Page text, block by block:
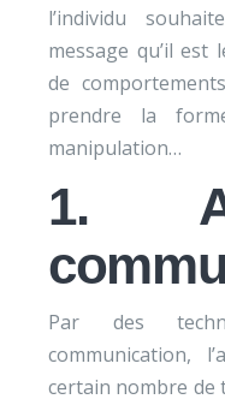
l’individu
message qu’il est
de
prendre la
manipulation…
1.
Par des
communication,
certain nombre de